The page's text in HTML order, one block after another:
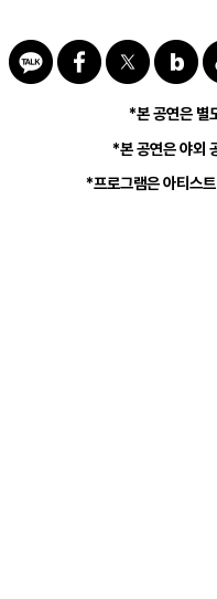
*본 공연은 별
*본 공연은 야외
*프로그램은 아티스